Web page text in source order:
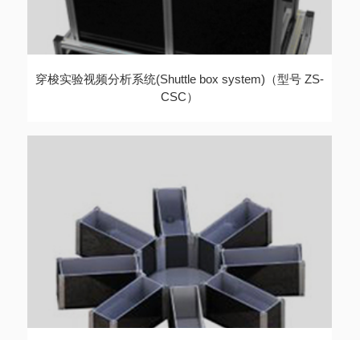
穿梭实验视频分析系统(Shuttle box system)（型号 ZS-
CSC）